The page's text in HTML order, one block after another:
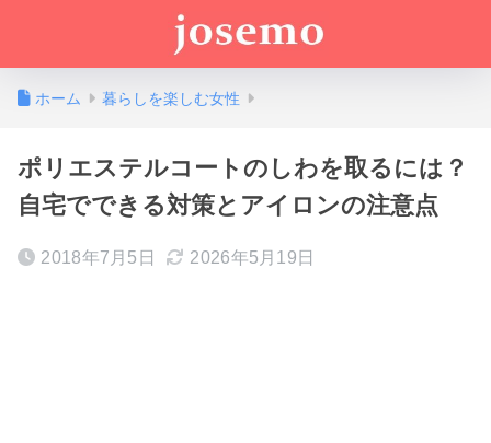
ホーム 暮らしを楽しむ女性
ポリエステルコートのしわを取るには？
自宅でできる対策とアイロンの注意点
2018年7月5日 2026年5月19日